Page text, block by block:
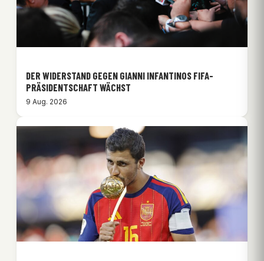
DER WIDERSTAND GEGEN GIANNI INFANTINOS FIFA-
PRÄSIDENTSCHAFT WÄCHST
9 Aug. 2026